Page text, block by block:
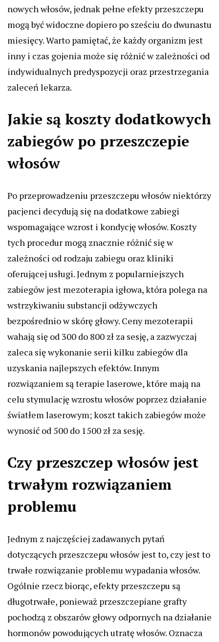
nowych włosów, jednak pełne efekty przeszczepu
mogą być widoczne dopiero po sześciu do dwunastu
miesięcy. Warto pamiętać, że każdy organizm jest
inny i czas gojenia może się różnić w zależności od
indywidualnych predyspozycji oraz przestrzegania
zaleceń lekarza.
Jakie są koszty dodatkowych
zabiegów po przeszczepie
włosów
Po przeprowadzeniu przeszczepu włosów niektórzy
pacjenci decydują się na dodatkowe zabiegi
wspomagające wzrost i kondycję włosów. Koszty
tych procedur mogą znacznie różnić się w
zależności od rodzaju zabiegu oraz kliniki
oferującej usługi. Jednym z popularniejszych
zabiegów jest mezoterapia igłowa, która polega na
wstrzykiwaniu substancji odżywczych
bezpośrednio w skórę głowy. Ceny mezoterapii
wahają się od 300 do 800 zł za sesję, a zazwyczaj
zaleca się wykonanie serii kilku zabiegów dla
uzyskania najlepszych efektów. Innym
rozwiązaniem są terapie laserowe, które mają na
celu stymulację wzrostu włosów poprzez działanie
światłem laserowym; koszt takich zabiegów może
wynosić od 500 do 1500 zł za sesję.
Czy przeszczep włosów jest
trwałym rozwiązaniem
problemu
Jednym z najczęściej zadawanych pytań
dotyczących przeszczepu włosów jest to, czy jest to
trwałe rozwiązanie problemu wypadania włosów.
Ogólnie rzecz biorąc, efekty przeszczepu są
długotrwałe, ponieważ przeszczepiane grafty
pochodzą z obszarów głowy odpornych na działanie
hormonów powodujących utratę włosów. Oznacza